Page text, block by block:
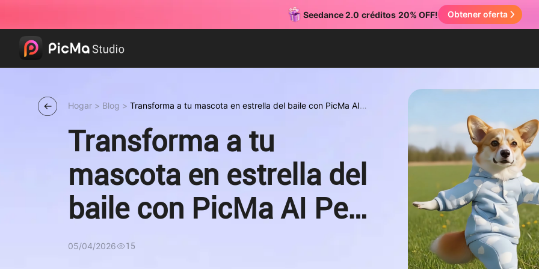
Hogar > Blog > Transforma a tu mascota en estrella del baile con PicMa AI
Transforma a tu
mascota en estrella del
baile con PicMa AI Pet
Dance
05/04/2026 15
Seedance 2.0 créditos 20% OFF! Obtener oferta